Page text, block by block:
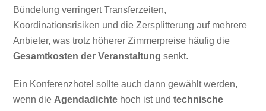
Bündelung verringert Transferzeiten,
Koordinationsrisiken und die Zersplitterung auf mehrere
Anbieter, was trotz höherer Zimmerpreise häufig die
Gesamtkosten der Veranstaltung senkt.
Ein Konferenzhotel sollte auch dann gewählt werden,
wenn die Agendadichte hoch ist undtechnische